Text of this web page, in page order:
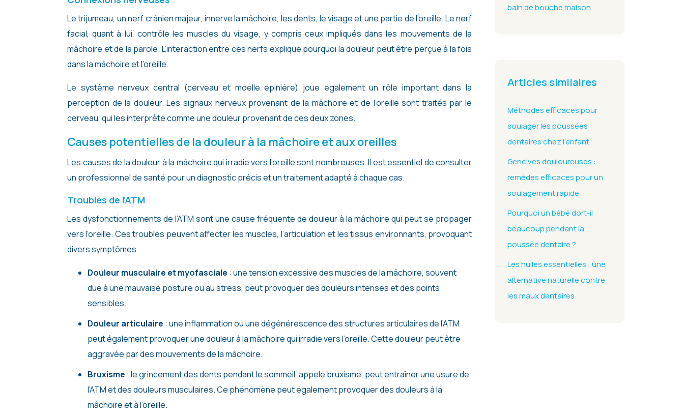
Le trijumeau, un nerf crânien majeur, innerve la mâchoire, les dents, le visage et une partie de l’oreille. Le nerf
facial, quant à lui, contrôle les muscles du visage, y compris ceux impliqués dans les mouvements de la
mâchoire et de la parole. L’interaction entre ces nerfs explique pourquoi la douleur peut être perçue à la fois
dans la mâchoire et l’oreille.
Le système nerveux central (cerveau et moelle épinière) joue également un rôle important dans la
perception de la douleur. Les signaux nerveux provenant de la mâchoire et de l’oreille sont traités par le
cerveau, qui les interprète comme une douleur provenant de ces deux zones.
Causes potentielles de la douleur à la mâchoire et aux oreilles
Les causes de la douleur à la mâchoire qui irradie vers l’oreille sont nombreuses. Il est essentiel de consulter
un professionnel de santé pour un diagnostic précis et un traitement adapté à chaque cas.
Troubles de l’ATM
Les dysfonctionnements de l’ATM sont une cause fréquente de douleur à la mâchoire qui peut se propager
vers l’oreille. Ces troubles peuvent affecter les muscles, l’articulation et les tissus environnants, provoquant
divers symptômes.
Douleur musculaire et myofasciale : une tension excessive des muscles de la mâchoire, souvent
due à une mauvaise posture ou au stress, peut provoquer des douleurs intenses et des points
sensibles.
Douleur articulaire : une inflammation ou une dégénérescence des structures articulaires de l’ATM
peut également provoquer une douleur à la mâchoire qui irradie vers l’oreille. Cette douleur peut être
aggravée par des mouvements de la mâchoire.
Bruxisme : le grincement des dents pendant le sommeil, appelé bruxisme, peut entraîner une usure de
l’ATM et des douleurs musculaires. Ce phénomène peut également provoquer des douleurs à la
mâchoire et à l’oreille.
bain de bouche maison
Articles similaires
Méthodes efficaces pour
soulager les poussées
dentaires chez l’enfant
Gencives douloureuses :
remèdes efficaces pour un
soulagement rapide
Pourquoi un bébé dort-il
beaucoup pendant la
poussée dentaire ?
Les huiles essentielles : une
alternative naturelle contre
les maux dentaires